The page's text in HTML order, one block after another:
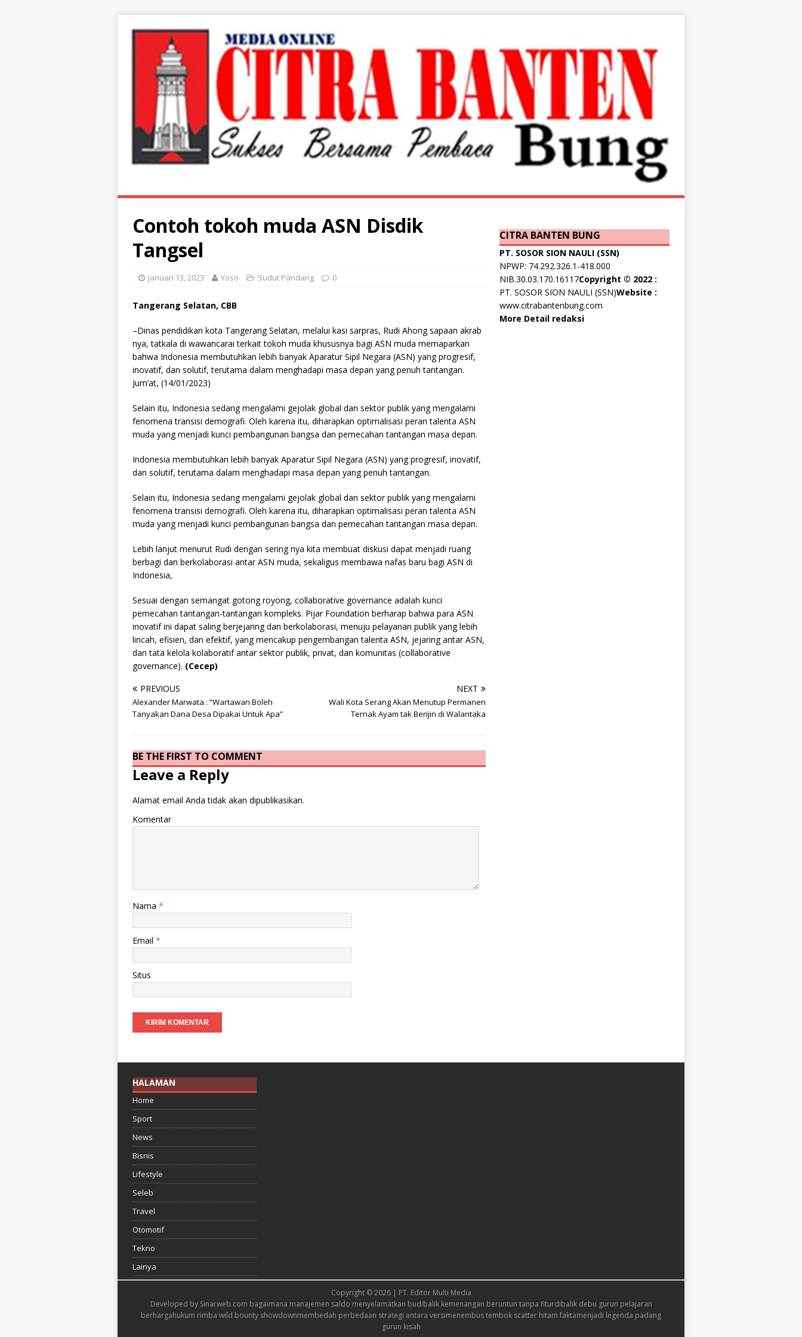
Contoh tokoh muda ASN Disdik
Tangsel
Januari 13, 2023 Yoso Sudut Pandang 0
Tangerang Selatan, CBB
–Dinas pendidikan kota Tangerang Selatan, melalui kasi sarpras, Rudi Ahong sapaan akrab
nya, tatkala di wawancarai terkait tokoh muda khususnya bagi ASN muda memaparkan
bahwa Indonesia membutuhkan lebih banyak Aparatur Sipil Negara (ASN) yang progresif,
inovatif, dan solutif, terutama dalam menghadapi masa depan yang penuh tantangan.
Jum’at, (14/01/2023)
Selain itu, Indonesia sedang mengalami gejolak global dan sektor publik yang mengalami
fenomena transisi demografi. Oleh karena itu, diharapkan optimalisasi peran talenta ASN
muda yang menjadi kunci pembangunan bangsa dan pemecahan tantangan masa depan.
Indonesia membutuhkan lebih banyak Aparatur Sipil Negara (ASN) yang progresif, inovatif,
dan solutif, terutama dalam menghadapi masa depan yang penuh tantangan.
Selain itu, Indonesia sedang mengalami gejolak global dan sektor publik yang mengalami
fenomena transisi demografi. Oleh karena itu, diharapkan optimalisasi peran talenta ASN
muda yang menjadi kunci pembangunan bangsa dan pemecahan tantangan masa depan.
Lebih lanjut menurut Rudi dengan sering nya kita membuat diskusi dapat menjadi ruang
berbagi dan berkolaborasi antar ASN muda, sekaligus membawa nafas baru bagi ASN di
Indonesia,
Sesuai dengan semangat gotong royong, collaborative governance adalah kunci
pemecahan tantangan-tantangan kompleks. Pijar Foundation berharap bahwa para ASN
inovatif ini dapat saling berjejaring dan berkolaborasi, menuju pelayanan publik yang lebih
lincah, efisien, dan efektif, yang mencakup pengembangan talenta ASN, jejaring antar ASN,
dan tata kelola kolaboratif antar sektor publik, privat, dan komunitas (collaborative
governance). (Cecep)
PREVIOUS
Alexander Marwata : “Wartawan Boleh
Tanyakan Dana Desa Dipakai Untuk Apa”
NEXT
Wali Kota Serang Akan Menutup Permanen
Ternak Ayam tak Berijin di Walantaka
BE THE FIRST TO COMMENT
Leave a Reply
Alamat email Anda tidak akan dipublikasikan.
Komentar
Nama *
Email *
Situs
CITRA BANTEN BUNG
PT. SOSOR SION NAULI (SSN)
NPWP: 74.292.326.1-418.000
NIB.30.03.170.16117Copyright © 2022 :
PT. SOSOR SION NAULI (SSN)Website :
www.citrabantenbung.com
More Detail redaksi
HALAMAN
Home
Sport
News
Bisnis
Lifestyle
Seleb
Travel
Otomotif
Tekno
Lainya
Copyright © 2026 | PT. Editor Multi Media
Developed by Sinarweb.com bagaimana manajemen saldo menyelamatkan budibalik kemenangan beruntun tanpa fiturdibalik debu gurun pelajaran
berhargahukum rimba wild bounty showdownmembedah perbedaan strategi antara versimenembus tembok scatter hitam faktamenjadi legenda padang
gurun kisah